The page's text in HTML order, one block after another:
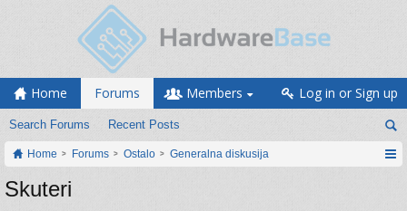
Home Forums
Search Forums Recent Posts
Members Log in or Sign up
Home Forums Ostalo Generalna diskusija
Skuteri